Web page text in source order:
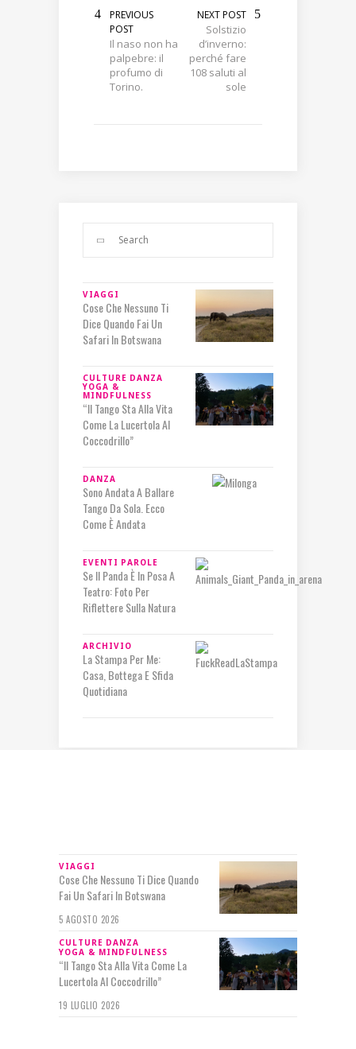
PREVIOUS
POST
Il naso non ha
palpebre: il
profumo di
Torino.
NEXT POST
Solstizio
d’inverno:
perché fare
108 saluti al
sole
VIAGGI
Cose Che Nessuno Ti
Dice Quando Fai Un
Safari In Botswana
CULTURE DANZA
YOGA &
MINDFULNESS
“Il Tango Sta Alla Vita
Come La Lucertola Al
Coccodrillo”
DANZA
Sono Andata A Ballare
Tango Da Sola. Ecco
Come È Andata
EVENTI PAROLE
Se Il Panda È In Posa A
Teatro: Foto Per
Riflettere Sulla Natura
ARCHIVIO
La Stampa Per Me:
Casa, Bottega E Sfida
Quotidiana
VIAGGI
Cose Che Nessuno Ti Dice Quando
Fai Un Safari In Botswana
5 AGOSTO 2026
CULTURE DANZA
YOGA & MINDFULNESS
“Il Tango Sta Alla Vita Come La
Lucertola Al Coccodrillo”
19 LUGLIO 2026